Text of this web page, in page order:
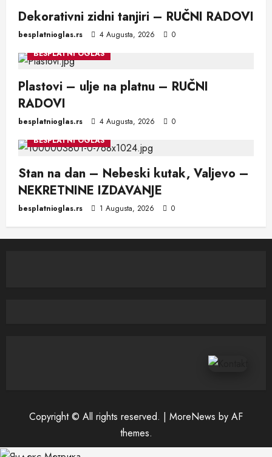
Dekorativni zidni tanjiri – RUČNI RADOVI
besplatnioglas.rs 4 Augusta, 2026
0
BESPLATNI OGLAS
Plastovi – ulje na platnu – RUČNI
RADOVI
besplatnioglas.rs 4 Augusta, 2026
0
BESPLATNI OGLAS
Stan na dan – Nebeski kutak, Valjevo –
NEKRETNINE IZDAVANJE
besplatnioglas.rs 1 Augusta, 2026 0
Copyright © All rights reserved. | MoreNews by AF
themes.